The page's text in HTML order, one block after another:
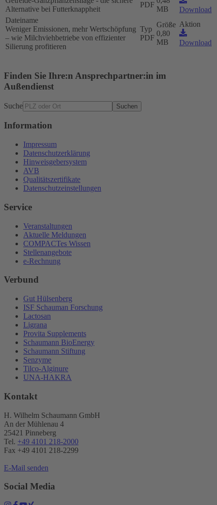
Alternative bei Futterknappheit
PDF
MB
Download
Dateiname
Weniger Emissionen, mehr Wertschöpfung
– wie Milchviehbetriebe von effizienter
Silierung profitieren
Typ
PDF
Größe
0,80
MB
Aktion
Download
Finden Sie Ihre:n Ansprechpartner:in im
Außendienst
Suche Suchen
Information
Impressum
Datenschutzerklärung
Hinweisgebersystem
AVB
Qualitätszertifikate
Datenschutzeinstellungen
Service
Veranstaltungen
Aktuelle Meldungen
COMPACTes Wissen
Stellenangebote
e-Rechnung
Verbund
Gut Hülsenberg
ISF Schauman Forschung
Lactosan
Ligrana
Provita Supplements
Schaumann BioEnergy
Schaumann Stiftung
Senzyme
Tilco-Alginure
UNA-HAKRA
Kontakt
H. Wilhelm Schaumann GmbH
An der Mühlenau 4
25421 Pinneberg
Tel. +49 4101 218-2000
Fax +49 4101 218​-2299
E-Mail senden
Social Media